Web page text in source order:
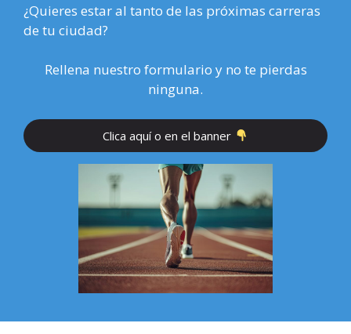
¿Quieres estar al tanto de las próximas carreras
de tu ciudad?
Rellena nuestro formulario y no te pierdas
ninguna.
Clica aquí o en el banner